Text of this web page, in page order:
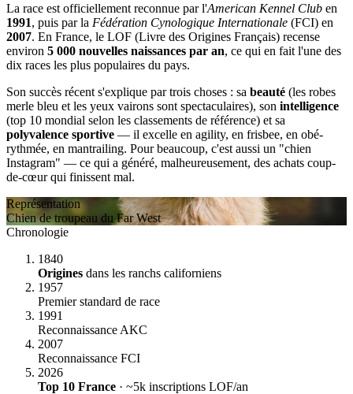
La race est officiellement reconnue par l'American Kennel Club en
1991, puis par la Fédération Cynologique Internationale (FCI) en
2007. En France, le LOF (Livre des Origines Français) recense
environ 5 000 nouvelles naissances par an, ce qui en fait l'une des
dix races les plus populaires du pays.
Son succès récent s'explique par trois choses : sa beauté (les robes
merle bleu et les yeux vairons sont spectaculaires), son intelligence
(top 10 mondial selon les classements de référence) et sa
polyvalence sportive — il excelle en agility, en frisbee, en obé-
rythmée, en mantrailing. Pour beaucoup, c'est aussi un "chien
Instagram" — ce qui a généré, malheureusement, des achats coup-
de-cœur qui finissent mal.
Représentation
Chien de troupeau du Far West
Chronologie
1840
Origines dans les ranchs californiens
1957
Premier standard de race
1991
Reconnaissance AKC
2007
Reconnaissance FCI
2026
Top 10 France · ~5k inscriptions LOF/an